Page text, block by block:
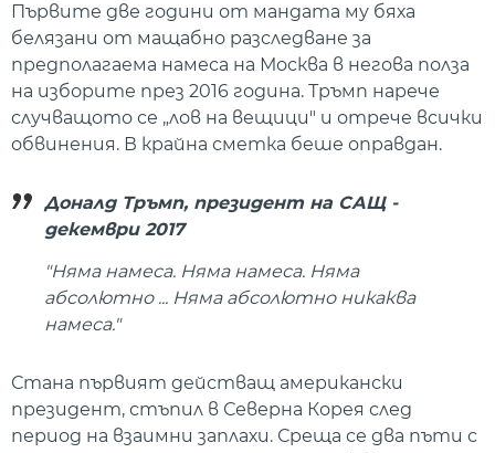
Първите две години от мандата му бяха
белязани от мащабно разследване за
предполагаема намеса на Москва в негова полза
на изборите през 2016 година. Тръмп нарече
случващото се „лов на вещици" и отрече всички
обвинения. В крайна сметка беше оправдан.
Доналд Тръмп, президент на САЩ -
декември 2017
"Няма намеса. Няма намеса. Няма
абсолютно ... Няма абсолютно никаква
намеса."
Стана първият действащ американски
президент, стъпил в Северна Корея след
период на взаимни заплахи. Среща се два пъти с